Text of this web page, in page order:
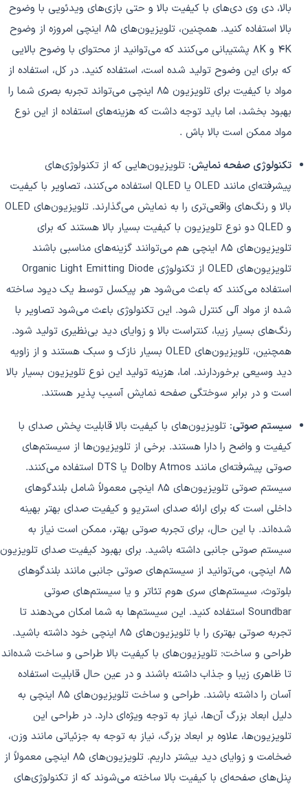
بالا، دی وی دی‌های با کیفیت بالا و حتی بازی‌های ویدئویی با وضوح
بالا استفاده کنید. همچنین، تلویزیون‌های 85 اینچی امروزه از وضوح
4K و 8K پشتیبانی می‌کنند که می‌توانید از محتوای با وضوح بالایی
که برای این وضوح تولید شده است، استفاده کنید. در کل، استفاده از
مواد با کیفیت برای تلویزیون 85 اینچی می‌تواند تجربه بصری شما را
بهبود بخشد، اما باید توجه داشت که هزینه‌های استفاده از این نوع
مواد ممکن است بالا باش .
تکنولوژی صفحه نمایش: تلویزیون‌هایی که از تکنولوژی‌های
پیشرفته‌ای مانند OLED یا QLED استفاده می‌کنند، تصاویر با کیفیت
بالا و رنگ‌های واقعی‌تری را به نمایش می‌گذارند. تلویزیون‌های OLED
و QLED دو نوع تلویزیون با کیفیت بسیار بالا هستند که برای
تلویزیون‌های 85 اینچی هم می‌توانند گزینه‌های مناسبی باشند
تلویزیون‌های OLED از تکنولوژی Organic Light Emitting Diode
استفاده می‌کنند که باعث می‌شود هر پیکسل توسط یک دیود ساخته
شده از مواد آلی کنترل شود. این تکنولوژی باعث می‌شود تصاویر با
رنگ‌های بسیار زیبا، کنتراست بالا و زوایای دید بی‌نظیری تولید شود.
همچنین، تلویزیون‌های OLED بسیار نازک و سبک هستند و از زاویه
دید وسیعی برخوردارند. اما، هزینه تولید این نوع تلویزیون بسیار بالا
است و در برابر سوختگی صفحه نمایش آسیب پذیر هستند.
سیستم صوتی: تلویزیون‌های با کیفیت بالا قابلیت پخش صدای با
کیفیت و واضح را دارا هستند. برخی از تلویزیون‌ها از سیستم‌های
صوتی پیشرفته‌ای مانند Dolby Atmos یا DTS استفاده می‌کنند.
سیستم صوتی تلویزیون‌های 85 اینچی معمولاً شامل بلندگوهای
داخلی است که برای ارائه صدای استریو و کیفیت صدای بهتر بهینه
شده‌اند. با این حال، برای تجربه صوتی بهتر، ممکن است نیاز به
سیستم صوتی جانبی داشته باشید. برای بهبود کیفیت صدای تلویزیون
85 اینچی، می‌توانید از سیستم‌های صوتی جانبی مانند بلندگوهای
بلوتوث، سیستم‌های سری هوم تئاتر و یا سیستم‌های صوتی
Soundbar استفاده کنید. این سیستم‌ها به شما امکان می‌دهند تا
تجربه صوتی بهتری را با تلویزیون‌های 85 اینچی خود داشته باشید.
طراحی و ساخت: تلویزیون‌های با کیفیت بالا طراحی و ساخت شده‌اند
تا ظاهری زیبا و جذاب داشته باشند و در عین حال قابلیت استفاده
آسان را داشته باشند. طراحی و ساخت تلویزیون‌های 85 اینچی به
دلیل ابعاد بزرگ آن‌ها، نیاز به توجه ویژه‌ای دارد. در طراحی این
تلویزیون‌ها، علاوه بر ابعاد بزرگ، نیاز به توجه به جزئیاتی مانند وزن،
ضخامت و زوایای دید بیشتر داریم. تلویزیون‌های 85 اینچی معمولاً از
پنل‌های صفحه‌ای با کیفیت بالا ساخته می‌شوند که از تکنولوژی‌های